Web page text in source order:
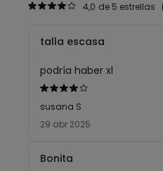
4,0 de 5 estrellas
Calificación
de
4
talla escasa
podría haber xl
29 abr 2025
susana S
Bonita